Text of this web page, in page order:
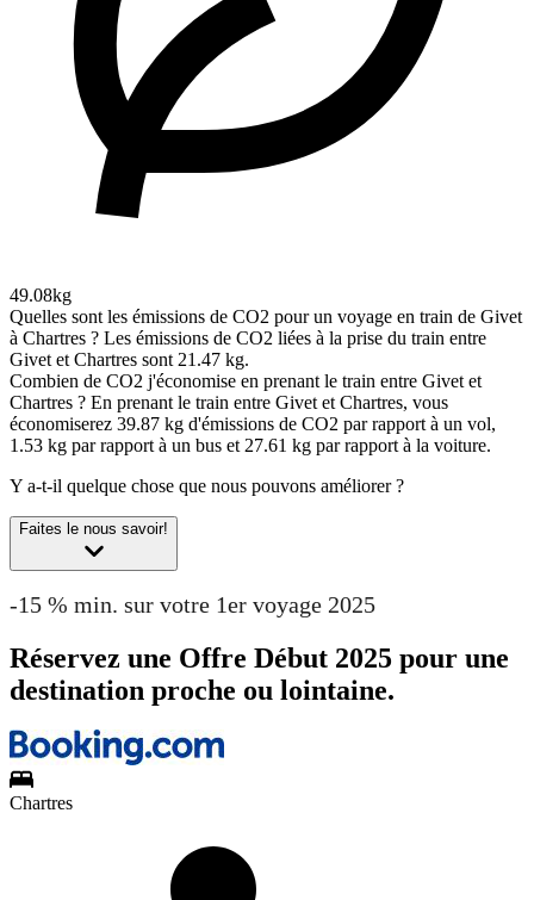
49.08kg
Quelles sont les émissions de CO2 pour un voyage en train de Givet
à Chartres ? Les émissions de CO2 liées à la prise du train entre
Givet et Chartres sont 21.47 kg.
Combien de CO2 j'économise en prenant le train entre Givet et
Chartres ? En prenant le train entre Givet et Chartres, vous
économiserez 39.87 kg d'émissions de CO2 par rapport à un vol,
1.53 kg par rapport à un bus et 27.61 kg par rapport à la voiture.
Y a-t-il quelque chose que nous pouvons améliorer ?
Faites le nous savoir!
-15 % min. sur votre 1er voyage 2025
Réservez une Offre Début 2025 pour une
destination proche ou lointaine.
Chartres